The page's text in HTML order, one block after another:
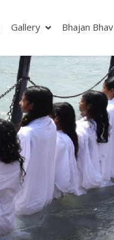
Gallery Bhajan Bhav